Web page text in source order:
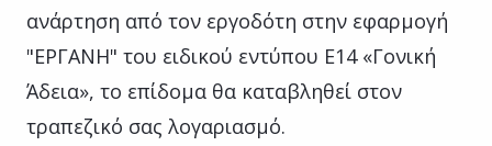
ανάρτηση από τον εργοδότη στην εφαρμογή
"ΕΡΓΑΝΗ" του ειδικού εντύπου Ε14 «Γονική
Άδεια», το επίδομα θα καταβληθεί στον
τραπεζικό σας λογαριασμό.